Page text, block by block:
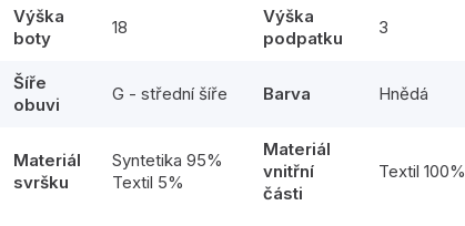
Výška
boty
18
Výška
podpatku
3
Šíře
obuvi
G - střední šíře Barva Hnědá
Materiál
svršku
Syntetika 95%
Textil 5%
Materiál
vnitřní
části
Textil 100%